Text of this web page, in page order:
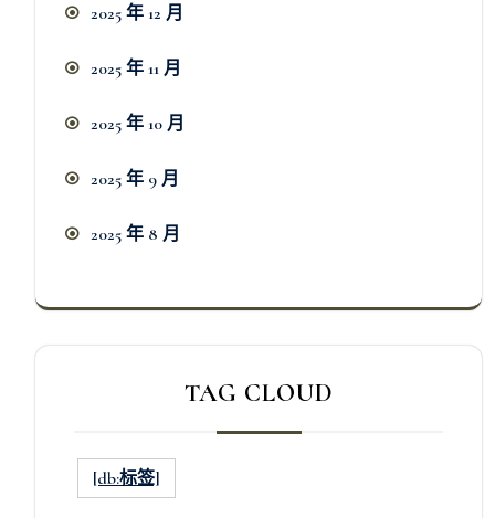
2025 年 12 月
2025 年 11 月
2025 年 10 月
2025 年 9 月
2025 年 8 月
TAG CLOUD
[db:标签]